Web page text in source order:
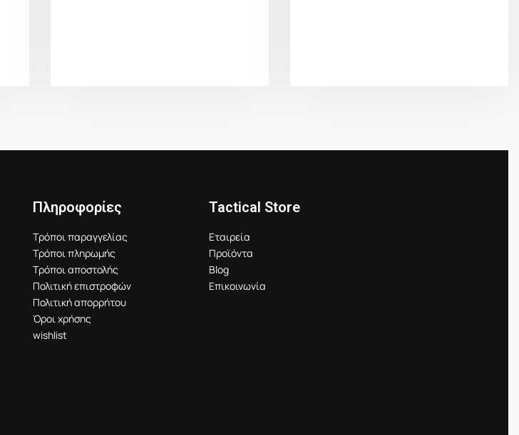
Πληροφορίες
Τρόποι παραγγελίας
Τρόποι πληρωμής
Τρόποι αποστολής
Πολιτική επιστροφών
Πολιτική απορρήτου
Όροι χρήσης
wishlist
Tactical Store
Εταιρεία
Προϊόντα
Blog
Επικοινωνία